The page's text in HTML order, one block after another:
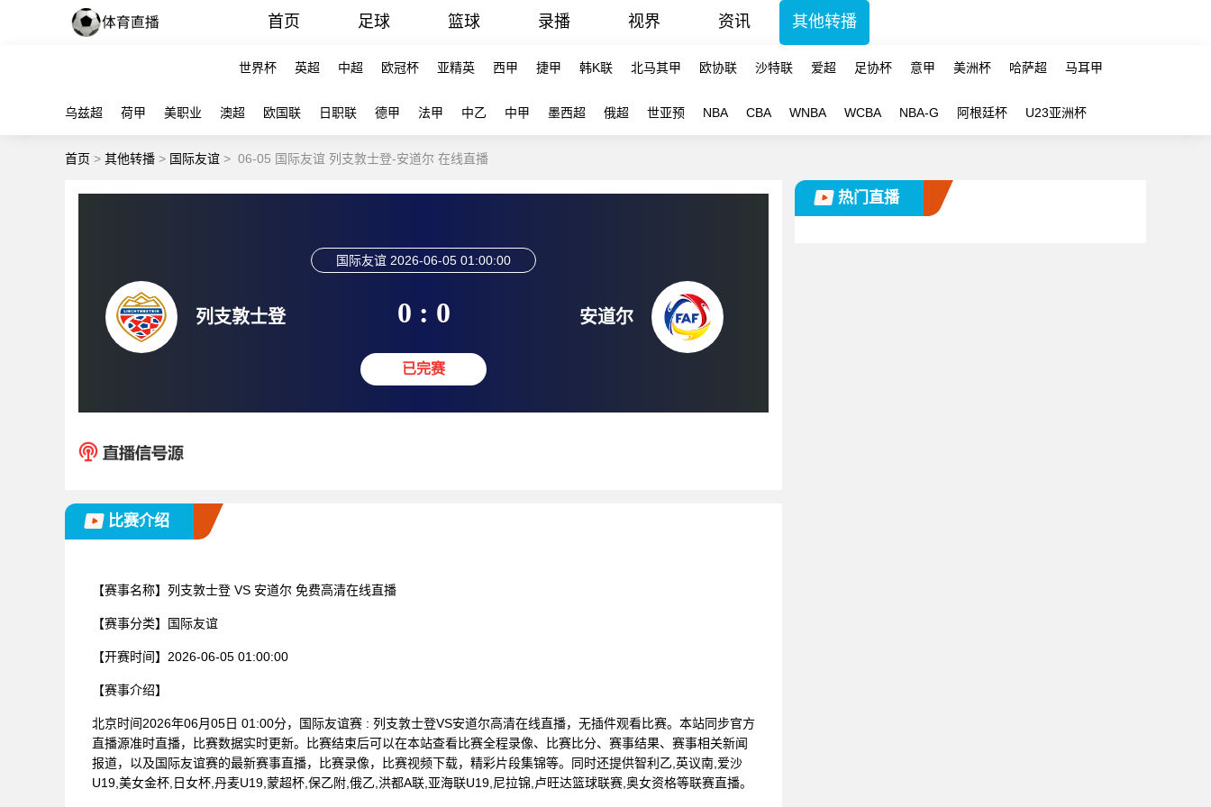
首页 足球 篮球 录播 视界 资讯 其他转播
世界杯 英超 中超 欧冠杯 亚精英 西甲 捷甲 韩K联 北马其甲 欧协联 沙特联 爱超 足协杯 意甲 美洲杯 哈萨超 马耳甲
乌兹超 荷甲 美职业 澳超 欧国联 日职联 德甲 法甲 中乙 中甲 墨西超 俄超 世亚预 NBA CBA WNBA WCBA NBA-G 阿根廷杯 U23亚洲杯
首页 > 其他转播 > 国际友谊 > 06-05 国际友谊 列支敦士登-安道尔 在线直播
列支敦士登
国际友谊 2026-06-05 01:00:00
0 : 0
已完赛
安道尔
比赛介绍
【赛事名称】 列支敦士登 VS 安道尔 免费高清在线直播
【赛事分类】 国际友谊
【开赛时间】 2026-06-05 01:00:00
【赛事介绍】
北京时间2026年06月05日 01:00分，国际友谊赛 : 列支敦士登VS安道尔高清在线直播，无插件观看比赛。本站同步官方
直播源准时直播，比赛数据实时更新。比赛结束后可以在本站查看比赛全程录像、比赛比分、赛事结果、赛事相关新闻
报道，以及国际友谊赛的最新赛事直播，比赛录像，比赛视频下载，精彩片段集锦等。同时还提供智利乙,英议南,爱沙
U19,美女金杯,日女杯,丹麦U19,蒙超杯,保乙附,俄乙,洪都A联,亚海联U19,尼拉锦,卢旺达篮球联赛,奥女资格等联赛直播。
热门直播